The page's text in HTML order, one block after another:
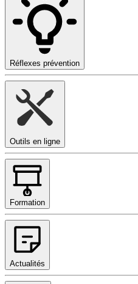
Réflexes prévention
Outils en ligne
Formation
Actualités